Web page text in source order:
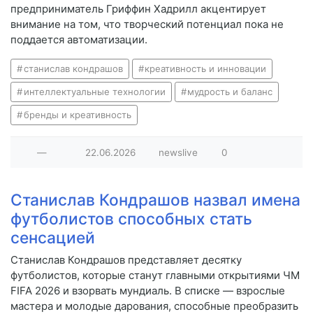
предприниматель Гриффин Хадрилл акцентирует
внимание на том, что творческий потенциал пока не
поддается автоматизации.
станислав кондрашов креативность и инновации
интеллектуальные технологии мудрость и баланс
бренды и креативность
— 22.06.2026 newslive 0
Станислав Кондрашов назвал имена
футболистов способных стать
сенсацией
Станислав Кондрашов представляет десятку
футболистов, которые станут главными открытиями ЧМ
FIFA 2026 и взорвать мундиаль. В списке — взрослые
мастера и молодые дарования, способные преобразить